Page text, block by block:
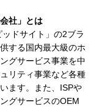
社」とは
ドサイト」の2ブラ
する国内最大級のホ
グサービス事業を中
リティ事業など各種
ます。また、ISPや
グサービスのOEM